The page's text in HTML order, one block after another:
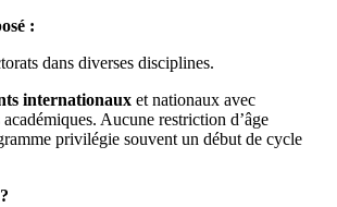
:
dans diverses disciplines.
internationaux et nationaux avec
académiques. Aucune restriction d’âge
privilégie souvent un début de cycle